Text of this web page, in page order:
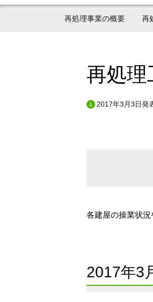
再処理事業の概要 再
再処理
2017年3月3日発
各建屋の操業状
2017年3